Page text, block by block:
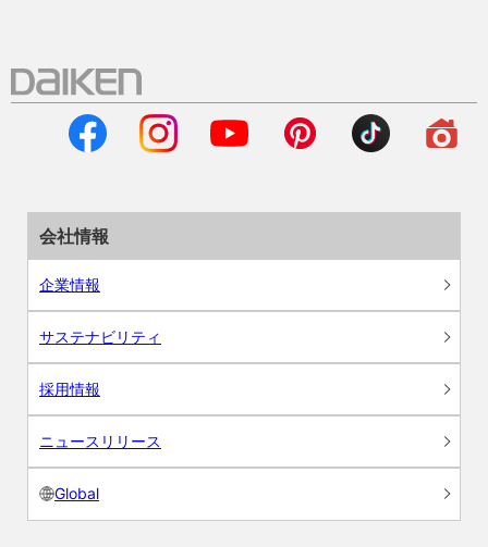
会社情報
企業情報
サステナビリティ
採用情報
ニュースリリース
Global